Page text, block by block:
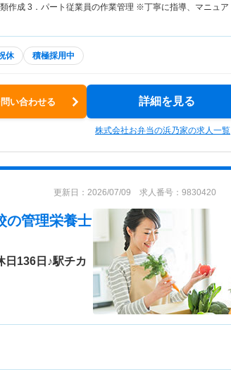
作成 3．パート従業員の作業管理 ※丁寧に指導、マニュア
休 積極採用中
い合わせる 詳細を見る
株式会社お弁当の浜乃家の求人一覧
更新日：2026/07/09 求人番号：9830420
の管理栄養士
136日♪駅チカ